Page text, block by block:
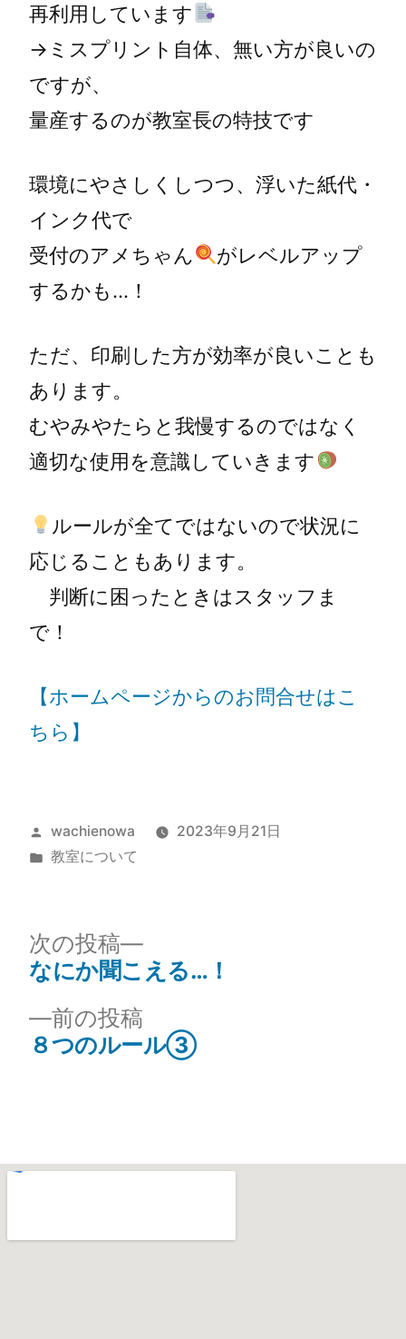
再利用しています
→ミスプリント自体、無い方が良いの
ですが、
量産するのが教室長の特技です
環境にやさしくしつつ、浮いた紙代・
インク代で
受付のアメちゃん
がレベルアップ
するかも…！
ただ、印刷した方が効率が良いことも
あります。
むやみやたらと我慢するのではなく
適切な使用を意識していきます
ルールが全てではないので状況に
応じることもあります。
判断に困ったときはスタッフま
で！
【ホームページからのお問合せはこ
ちら】
wachienowa
2023年9月21日
教室について
前の投稿
８つのルール③
次の投稿
なにか聞こえる…！